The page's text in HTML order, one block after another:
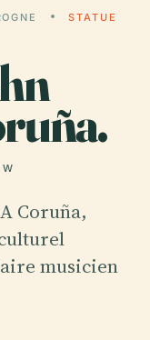
STATUE
Coruña,
musicien